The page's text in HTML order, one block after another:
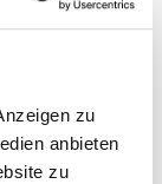
zu
anbieten
zu
YouTube-
das